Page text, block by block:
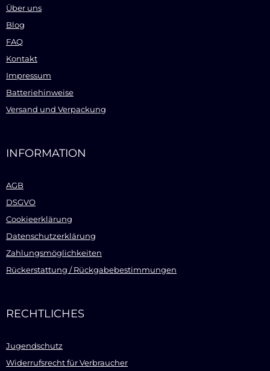
Über uns
Blog
FAQ
Kontakt
Impressum
Batteriehinweise
Versand und Verpackung
INFORMATION
AGB
DSGVO
Cookieerklärung
Datenschutzerklärung
Zahlungsmöglichkeiten
Rückerstattung / Rückgabebestimmungen
RECHTLICHES
Jugendschutz
Widerrufsrecht für Verbraucher